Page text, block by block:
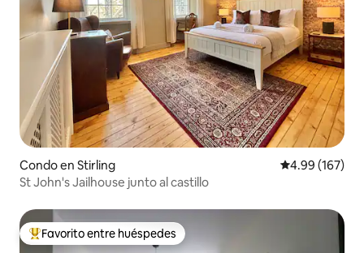
Condo en Stirling Calificación
4.99 (167)
St John's Jailhouse junto al castillo
Favorito entre huéspedes preferido
Favorito entre huéspedes